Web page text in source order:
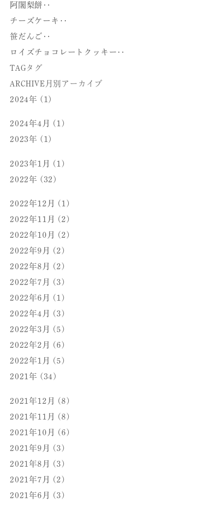
阿闍梨餅‥
チーズケーキ‥
笹だんご‥
ロイズチョコレートクッキー‥
TAGタグ
ARCHIVE 月別アーカイブ
2024年 (1)
2024年4月 (1)
2023年 (1)
2023年1月 (1)
2022年 (32)
2022年12月 (1)
2022年11月 (2)
2022年10月 (2)
2022年9月 (2)
2022年8月 (2)
2022年7月 (3)
2022年6月 (1)
2022年4月 (3)
2022年3月 (5)
2022年2月 (6)
2022年1月 (5)
2021年 (34)
2021年12月 (8)
2021年11月 (8)
2021年10月 (6)
2021年9月 (3)
2021年8月 (3)
2021年7月 (2)
2021年6月 (3)